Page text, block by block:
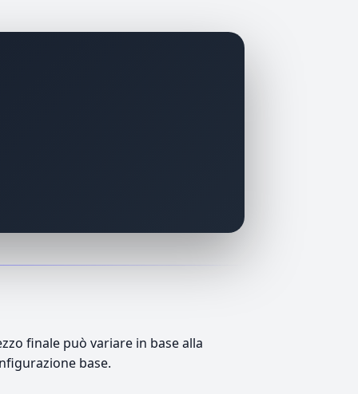
finale può variare in base alla
base.